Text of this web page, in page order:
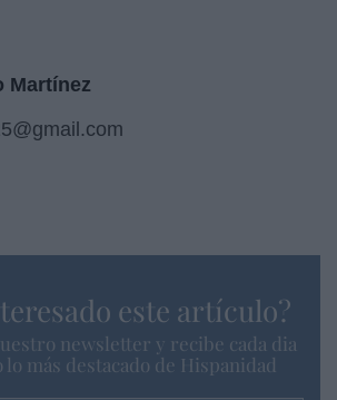
Martínez
este artículo?
newsletter y recibe cada dia
más destacado de Hispanidad